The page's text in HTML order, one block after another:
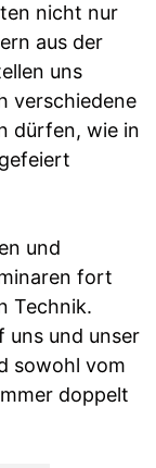
nicht nur
aus der
uns
verschiedene
dürfen, wie in
und
fort
Technik.
uns und unser
sowohl vom
doppelt